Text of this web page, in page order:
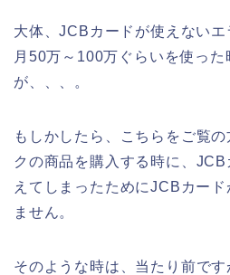
大体、JCBカードが使えないエ
月50万～100万ぐらいを使った
が、、、。
もしかしたら、こちらをご覧
クの商品を購入する時に、
えてしまったためにJCBカー
ません。
そのような時は、当たり前で